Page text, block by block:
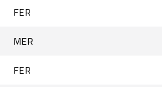
FER
MER
FER